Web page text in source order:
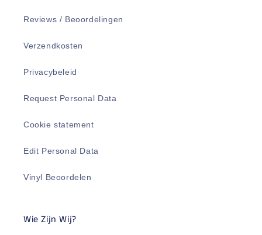
Reviews / Beoordelingen
Verzendkosten
Privacybeleid
Request Personal Data
Cookie statement
Edit Personal Data
Vinyl Beoordelen
Wie Zijn Wij?